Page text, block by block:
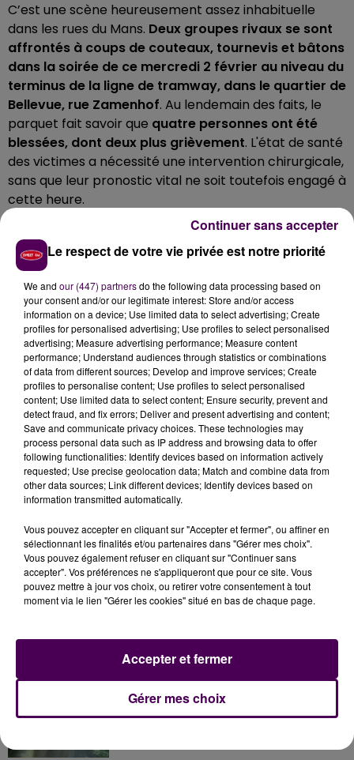
C’est une scène heureusement assez inhabituelle
dans les rues du Mans. Deux groupes rivaux se sont
affrontés à coups de couteaux, tournevis et bâtons
dans la soirée de ce mercredi 2 février au niveau du
terminus de la ligne de tramway, dans le quartier de
Bellevue, rue Zamenhof. Au lendemain des faits, le
parquet fait savoir que quatre personnes ont été
blessées, dont deux plus grièvement. L'état de santé
des victimes a nécessité une intervention chirurgicale,
sans que leur pronostic vital ne soit toutefois engagé à
cette heure.
DES CRS EN RENFORT DES POLICIERS
C’est l’intervention des policiers du commissariat du
Mans, avec le soutien des effectifs de l’unité CRS n°8
de Vélizy, qui a permis de faire revenir le calme, et de
procéder aux premières constatations.Dix individus
suspectés d’être directement impliqués dans la rixe
ont été interpellés.Agés de 14 à 19 ans, ils ont été
placés en garde à vuedans le cadre de l’enquête
ouverte des chefs de"violences volontaires
commises avec arme et en réunion", et"participation
à un groupement formé en vue de la commission
d'infractions".
À LA UNE
Gagnez vos entrées à Terra Botanica !
Le respect de votre vie privée est notre priorité
We and our (447) partnersdo the following data processing based on
your consent and/or our legitimate interest: Store and/or access
information on a device; Use limited data to select advertising; Create
profiles for personalised advertising; Use profiles to select personalised
advertising; Measure advertising performance; Measure content
performance; Understand audiences through statistics or combinations
of data from different sources; Develop and improve services; Create
profiles to personalise content; Use profiles to select personalised
content; Use limited data to select content; Ensure security, prevent and
detect fraud, and fix errors; Deliver and present advertising and content;
Save and communicate privacy choices. These technologies may
process personal data such as IP address and browsing data to offer
following functionalities: Identify devices based on information actively
requested; Use precise geolocation data; Match and combine data from
other data sources; Link different devices; Identify devices based on
information transmitted automatically.
Vous pouvez accepter en cliquant sur "Accepter et fermer", ou affiner en
sélectionnant les finalités et/ou partenaires dans "Gérer mes choix".
Vous pouvez également refuser en cliquant sur "Continuer sans
accepter". Vos préférences ne s'appliqueront que pour ce site. Vous
pouvez mettre à jour vos choix, ou retirer votre consentement à tout
moment via le lien "Gérer les cookies" situé en bas de chaque page.
Gérer mes choix
Accepter et fermer
Continuer sans accepter